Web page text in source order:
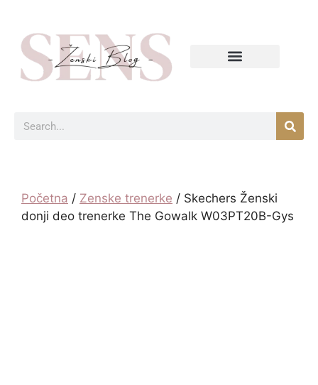
Početna / Zenske trenerke / Skechers Ženski
donji deo trenerke The Gowalk W03PT20B-Gys